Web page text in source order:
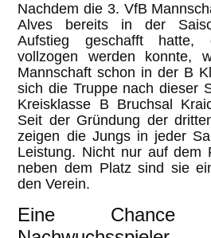
Nachdem die 3. VfB
Alves bereits in der
Aufstieg geschafft hatte,
vollzogen werden konnte,
Mannschaft schon in der B
sich die Truppe nach dieser
Kreisklasse B Bruchsal
Seit der Gründung der
zeigen die Jungs in jeder
Leistung. Nicht nur auf dem
neben dem Platz sind sie
den Verein.
Eine